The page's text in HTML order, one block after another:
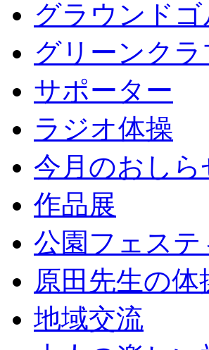
グラウンドゴ
グリーンクラ
サポーター
ラジオ体操
今月のおしら
作品展
公園フェステ
原田先生の体
地域交流